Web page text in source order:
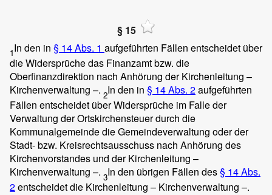
§ 15
1In den in § 14 Abs. 1 aufgeführten Fällen entscheidet über
die Widersprüche das Finanzamt bzw. die
Oberfinanzdirektion nach Anhörung der Kirchenleitung –
Kirchenverwaltung –. 2In den in § 14 Abs. 2aufgeführten
Fällen entscheidet über Widersprüche im Falle der
Verwaltung der Ortskirchensteuer durch die
Kommunalgemeinde die Gemeindeverwaltung oder der
Stadt- bzw. Kreisrechtsausschuss nach Anhörung des
Kirchenvorstandes und der Kirchenleitung –
Kirchenverwaltung –. 3In den übrigen Fällen des§ 14 Abs.
2entscheidet die Kirchenleitung – Kirchenverwaltung –.